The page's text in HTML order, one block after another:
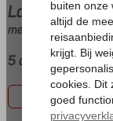
Last minute
met Hotel
5 aanbiedingen